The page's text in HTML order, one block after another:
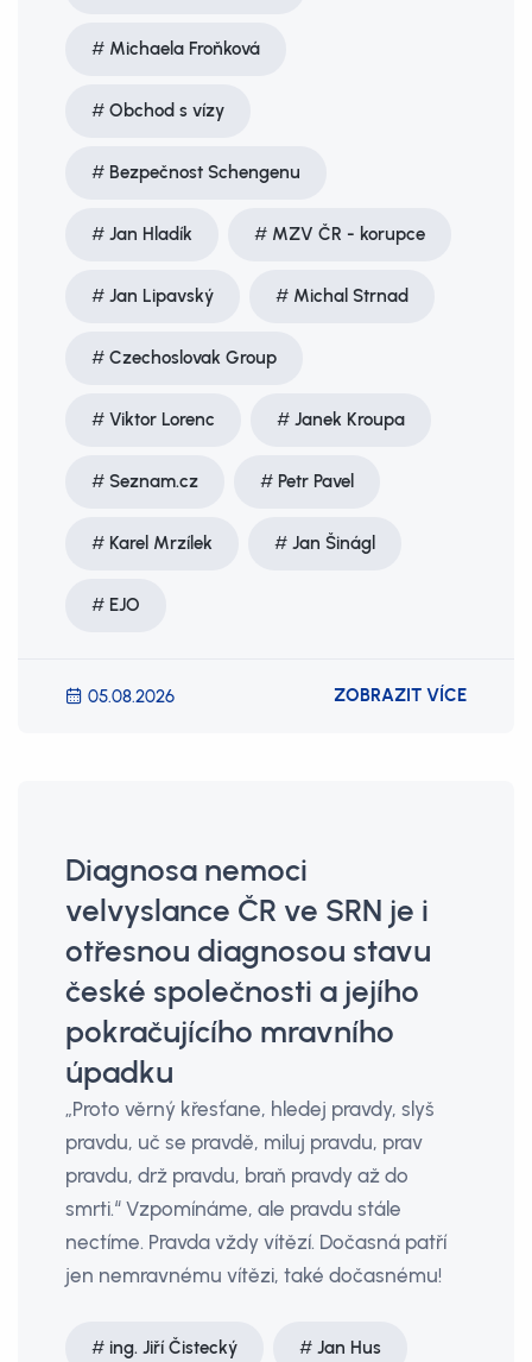
Michaela Froňková
Obchod s vízy
Bezpečnost Schengenu
Jan Hladík MZV ČR - korupce
Jan Lipavský Michal Strnad
Czechoslovak Group
Viktor Lorenc Janek Kroupa
Seznam.cz Petr Pavel
Karel Mrzílek Jan Šinágl
EJO
05.08.2026 ZOBRAZIT VÍCE
Diagnosa nemoci
velvyslance ČR ve SRN je i
otřesnou diagnosou stavu
české společnosti a jejího
pokračujícího mravního
úpadku
„Proto věrný křesťane, hledej pravdy, slyš
pravdu, uč se pravdě, miluj pravdu, prav
pravdu, drž pravdu, braň pravdy až do
smrti.“ Vzpomínáme, ale pravdu stále
nectíme. Pravda vždy vítězí. Dočasná patří
jen nemravnému vítězi, také dočasnému!
ing. Jiří Čistecký Jan Hus